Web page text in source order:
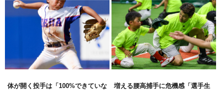
体が開く投手は「100%できていな
増える腰高捕手に危機感「選手生